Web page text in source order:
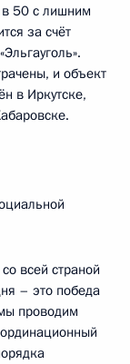
в 50 с лишним
за счёт
и объект
в Иркутске,
всей страной
– это победа
проводим